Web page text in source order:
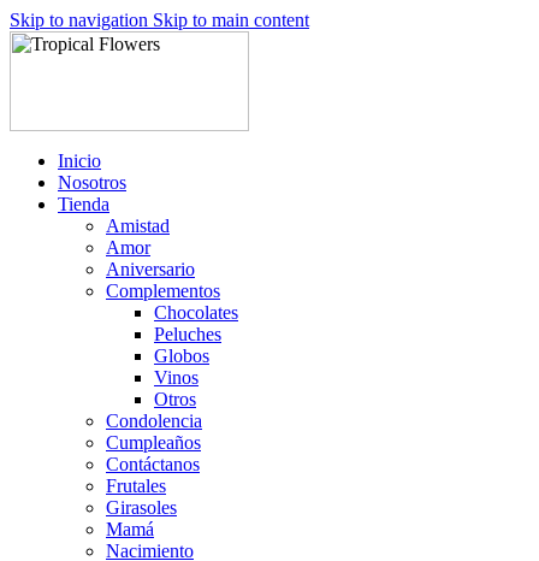
Skip to navigation Skip to main content
Inicio
Nosotros
Tienda
Amistad
Amor
Aniversario
Complementos
Chocolates
Peluches
Globos
Vinos
Otros
Condolencia
Cumpleaños
Contáctanos
Frutales
Girasoles
Mamá
Nacimiento